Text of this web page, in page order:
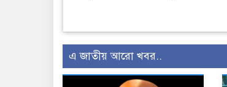
এ জাতীয় আরো খবর..